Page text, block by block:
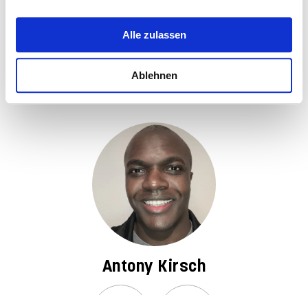
Alle zulassen
Ablehnen
Antony Kirsch